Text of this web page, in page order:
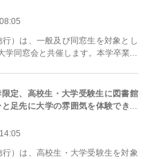
～」
）は、一般及び同窓生を対象とし
同窓会と共催します。本学卒業生
限定、高校生・大学受験生に図書館
足先に大学の雰囲気を体験できる
）は、高校生・大学受験生を対象